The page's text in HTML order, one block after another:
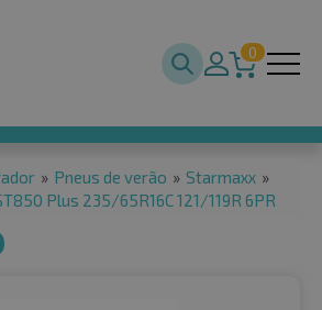
0
» Pneus de verão » Starmaxx »
Plus 235/65R16C 121/119R 6PR